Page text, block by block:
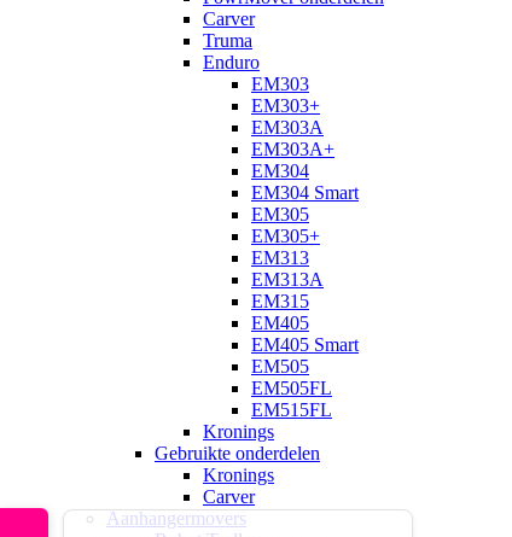
Carver
Truma
Enduro
EM303
EM303+
EM303A
EM303A+
EM304
EM304 Smart
EM305
EM305+
EM313
EM313A
EM315
EM405
EM405 Smart
EM505
EM505FL
EM515FL
Kronings
Gebruikte onderdelen
Kronings
Carver
Aanhangermovers